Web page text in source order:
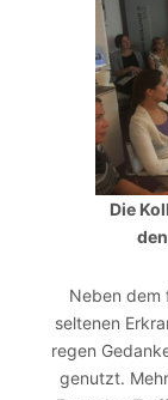
Die
Neben dem
seltenen
regen
genutzt.